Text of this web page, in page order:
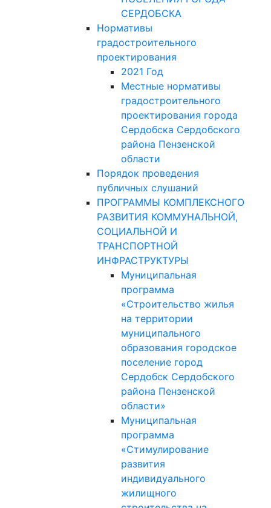
СЕРДОБСКА
Нормативы
градостроительного
проектирования
2021 Год
Местные нормативы
градостроительного
проектирования города
Сердобска Сердобского
района Пензенской
области
Порядок проведения
публичных слушаний
ПРОГРАММЫ КОМПЛЕКСНОГО
РАЗВИТИЯ КОММУНАЛЬНОЙ,
СОЦИАЛЬНОЙ И
ТРАНСПОРТНОЙ
ИНФРАСТРУКТУРЫ
Муниципальная
программа
«Строительство жилья
на территории
муниципального
образования городское
поселение город
Сердобск Сердобского
района Пензенской
области»
Муниципальная
программа
«Стимулирование
развития
индивидуального
жилищного